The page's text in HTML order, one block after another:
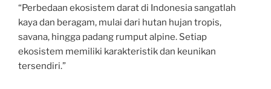
“Perbedaan ekosistem darat di Indonesia sangatlah
kaya dan beragam, mulai dari hutan hujan tropis,
savana, hingga padang rumput alpine. Setiap
ekosistem memiliki karakteristik dan keunikan
tersendiri.”